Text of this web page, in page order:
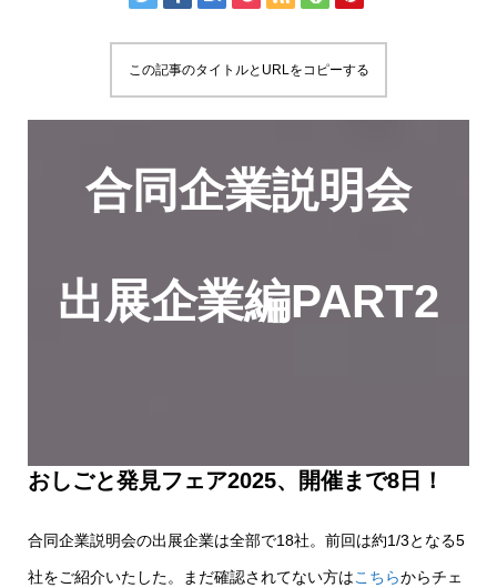
この記事のタイトルとURLをコピーする
合同企業説明会
出展企業編PART2
おしごと発見フェア2025、開催まで8日！
合同企業説明会の出展企業は全部で18社。前回は約1/3となる5
社をご紹介いたした。まだ確認されてない方はこちらからチェ